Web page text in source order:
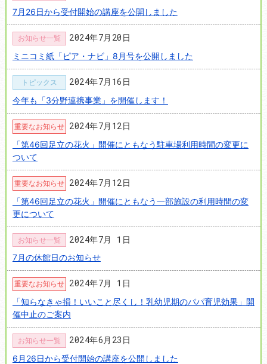
7月26日から受付開始の講座を公開しました
お知らせ一覧 2024年7月20日
ミニコミ紙「ピア・ナビ」8月号を公開しました
トピックス 2024年7月16日
今年も「3分野連携事業」を開催します！
重要なお知らせ 2024年7月12日
「第46回足立の花火」開催にともなう駐車場利用時間の変更に
ついて
重要なお知らせ 2024年7月12日
「第46回足立の花火」開催にともなう一部施設の利用時間の変
更について
お知らせ一覧 2024年7月 1日
7月の休館日のお知らせ
重要なお知らせ 2024年7月 1日
「知らなきゃ損！いいこと尽くし！乳幼児期のパパ育児効果」開
催中止のご案内
お知らせ一覧 2024年6月23日
6月26日から受付開始の講座を公開しました